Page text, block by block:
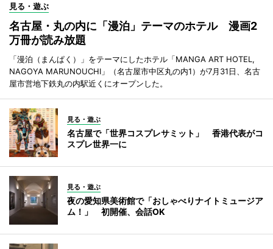
見る・遊ぶ
名古屋・丸の内に「漫泊」テーマのホテル 漫画2
万冊が読み放題
「漫泊（まんぱく）」をテーマにしたホテル「MANGA ART HOTEL,
NAGOYA MARUNOUCHI」（名古屋市中区丸の内1）が7月31日、名古
屋市営地下鉄丸の内駅近くにオープンした。
見る・遊ぶ
名古屋で「世界コスプレサミット」 香港代表がコ
スプレ世界一に
見る・遊ぶ
夜の愛知県美術館で「おしゃべりナイトミュージア
ム！」 初開催、会話OK